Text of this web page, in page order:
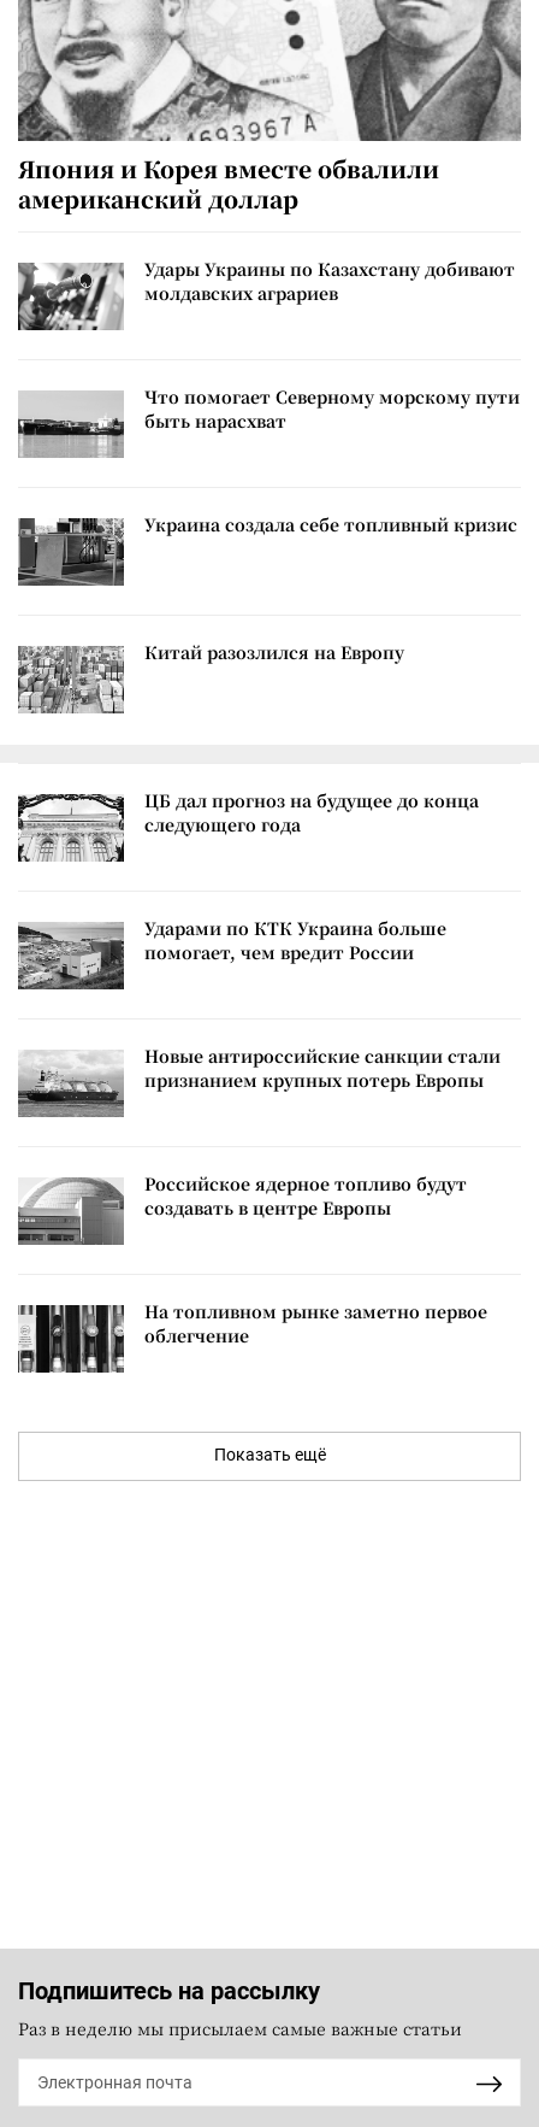
Япония и Корея вместе обвалили
американский доллар
Удары Украины по Казахстану добивают
молдавских аграриев
Что помогает Северному морскому пути
быть нарасхват
Украина создала себе топливный кризис
Китай разозлился на Европу
ЦБ дал прогноз на будущее до конца
следующего года
Ударами по КТК Украина больше
помогает, чем вредит России
Новые антироссийские санкции стали
признанием крупных потерь Европы
Российское ядерное топливо будут
создавать в центре Европы
На топливном рынке заметно первое
облегчение
Показать ещё
Подпишитесь на рассылку
Раз в неделю мы присылаем самые важные статьи